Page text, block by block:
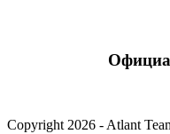
Copyright 2026 - Atlant